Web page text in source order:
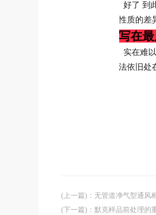
好了 到
性质的差
写在
实在难
法依旧处
(上一篇) ： 无管道净气型通风
(下一篇) ： 默克样品前处理的